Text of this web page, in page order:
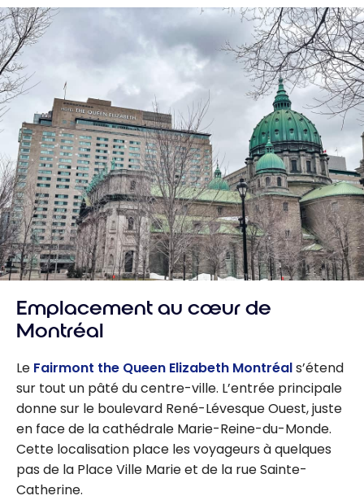
Emplacement au cœur de
Montréal
Le Fairmont the Queen Elizabeth Montréals’étend
sur tout un pâté du centre-ville. L’entrée principale
donne sur le boulevard René-Lévesque Ouest, juste
en face de la cathédrale Marie-Reine-du-Monde.
Cette localisation place les voyageurs à quelques
pas de la Place Ville Marie et de la rue Sainte-
Catherine.